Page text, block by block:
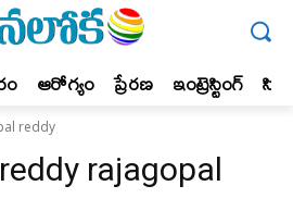
ఆరోగ్యం ప్రేర‌ణ‌ ఇంట్రెస్టింగ్‌
reddy
rajagopal